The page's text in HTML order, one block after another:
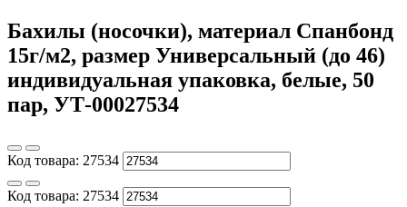
Бахилы (носочки), материал Спанбонд
15г/м2, размер Универсальный (до 46)
индивидуальная упаковка, белые, 50
пар, УТ-00027534
Код товара: 27534
Код товара: 27534